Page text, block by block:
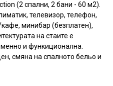
(2 спални, 2 бани - 60 м2).
телевизор, телефон,
минибар (безплатен),
на стаите е
и функиционална.
смяна на спалното бельо и